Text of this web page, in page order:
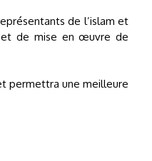
de l’islam et
et de mise en œuvre de
permettra une meilleure